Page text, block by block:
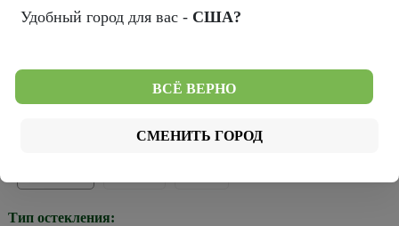
Кедр снежный
мокко
Темный
Тип остекления:
Удобный город для вас - США?
ВСЁ ВЕРНО
СМЕНИТЬ ГОРОД